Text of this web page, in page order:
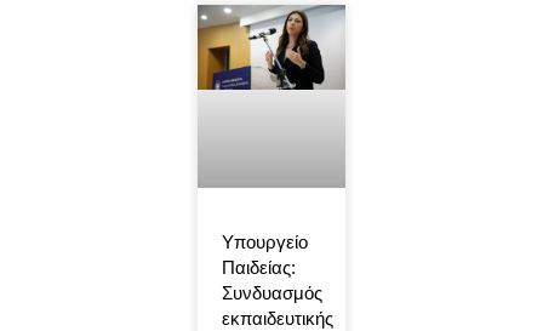
Υπουργείο
Παιδείας:
Συνδυασμός
εκπαιδευτικής